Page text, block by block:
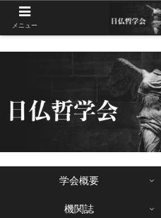
学会概要
機関誌
メニュー